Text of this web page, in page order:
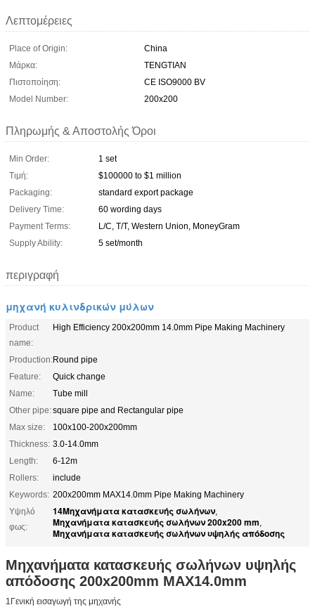
Λεπτομέρειες
Place of Origin:
China
Μάρκα:
TENGTIAN
Πιστοποίηση:
CE ISO9000 BV
Model Number:
200x200
Πληρωμής & Αποστολής Όροι
Min Order:
1 set
Τιμή:
$100000 to $1 million
Packaging:
standard export package
Delivery Time:
60 wording days
Payment Terms:
L/C, T/T, Western Union, MoneyGram
Supply Ability:
5 set/month
περιγραφή
μηχανή κυλινδρικών μύλων
Product
name:
High Efficiency 200x200mm 14.0mm Pipe Making Machinery
Production:Round pipe
Feature:
Quick change
Name:
Tube mill
Other pipe:square pipe and Rectangular pipe
Max size:
100x100-200x200mm
Thickness: 3.0-14.0mm
Length:
6-12m
Rollers:
include
Keywords: 200x200mm MAX14.0mm Pipe Making Machinery
Υψηλό
φως:
14Μηχανήματα κατασκευής σωλήνων,
Μηχανήματα κατασκευής σωλήνων 200x200 mm,
Μηχανήματα κατασκευής σωλήνων υψηλής απόδοσης
Μηχανήματα κατασκευής σωλήνων υψηλής
απόδοσης 200x200mm MAX14.0mm
1Γενική εισαγωγή της μηχανής